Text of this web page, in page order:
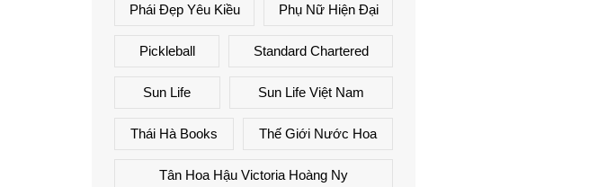
Phái Đẹp Yêu Kiều Phụ Nữ Hiện Đại
Pickleball Standard Chartered
Sun Life Sun Life Việt Nam
Thái Hà Books Thế Giới Nước Hoa
Tân Hoa Hậu Victoria Hoàng Ny